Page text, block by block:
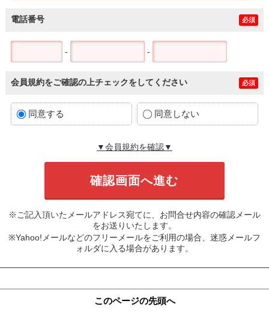
電話番号 必須
- -
会員規約をご確認の上チェックをしてください 必須
同意する 同意しない
▼会員規約を確認▼
※ご記入頂いたメールアドレス宛てに、お問合せ内容の確認メール
をお送りいたします。
※Yahoo!メールなどのフリーメールをご利用の場合、迷惑メールフ
ォルダに入る場合があります。
このページの先頭へ